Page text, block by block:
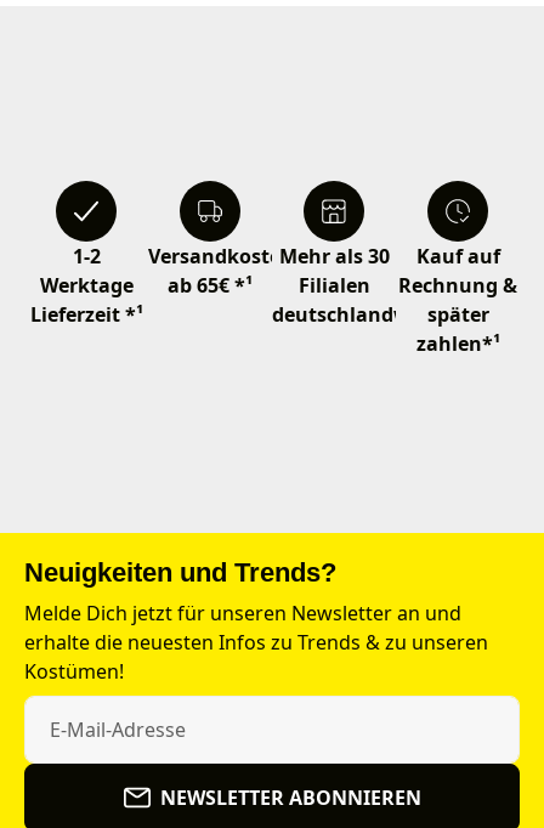
1-2
Werktage
Lieferzeit *¹
Versandkostenfrei
ab 65€ *¹
Mehr als 30
Filialen
deutschlandweit
Kauf auf
Rechnung &
später
zahlen*¹
Neuigkeiten und Trends?
Melde Dich jetzt für unseren Newsletter an und
erhalte die neuesten Infos zu Trends & zu unseren
Kostümen!
NEWSLETTER ABONNIEREN